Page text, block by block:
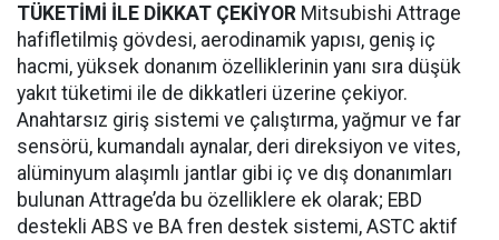
TÜKETİMİ İLE DİKKAT ÇEKİYOR Mitsubishi Attrage
hafifletilmiş gövdesi, aerodinamik yapısı, geniş iç
hacmi, yüksek donanım özelliklerinin yanı sıra düşük
yakıt tüketimi ile de dikkatleri üzerine çekiyor.
Anahtarsız giriş sistemi ve çalıştırma, yağmur ve far
sensörü, kumandalı aynalar, deri direksiyon ve vites,
alüminyum alaşımlı jantlar gibi iç ve dış donanımları
bulunan Attrage’da bu özelliklere ek olarak; EBD
destekli ABS ve BA fren destek sistemi, ASTC aktif